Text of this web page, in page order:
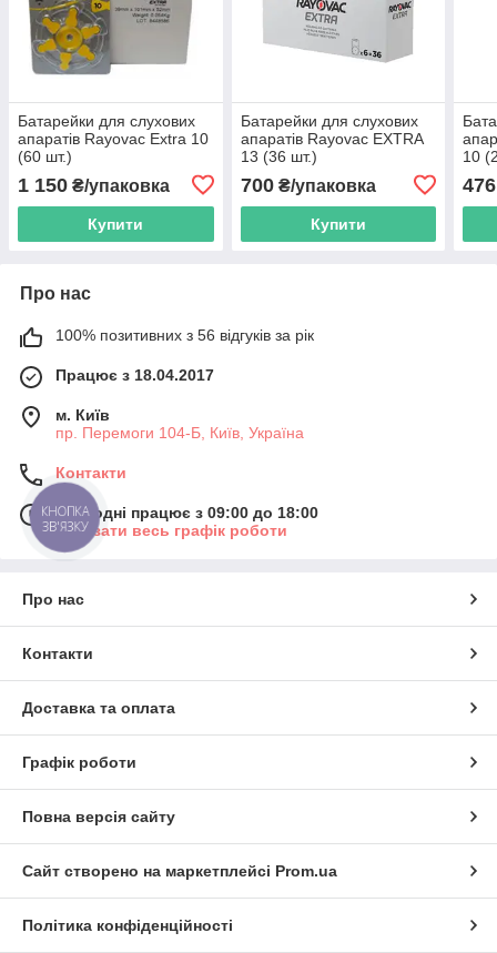
Батарейки для слухових
апаратів Rayovac Extra 10
(60 шт.)
1 150 ₴/упаковка
Купити
Батарейки для слухових
апаратів Rayovac EXTRA
13 (36 шт.)
700₴/упаковка
Купити
10
476
Про нас
100% позитивних з 56 відгуків за рік
Працює з 18.04.2017
м. Київ
пр. Перемоги 104-Б, Київ, Україна
Контакти
Сьогодні працює з 09:00 до 18:00
Показати весь графік роботи
Про нас
Контакти
Доставка та оплата
Графік роботи
Повна версія сайту
Сайт створено на маркетплейсі Prom.ua
Політика конфіденційності
КНОПКА
ЗВ'ЯЗКУ